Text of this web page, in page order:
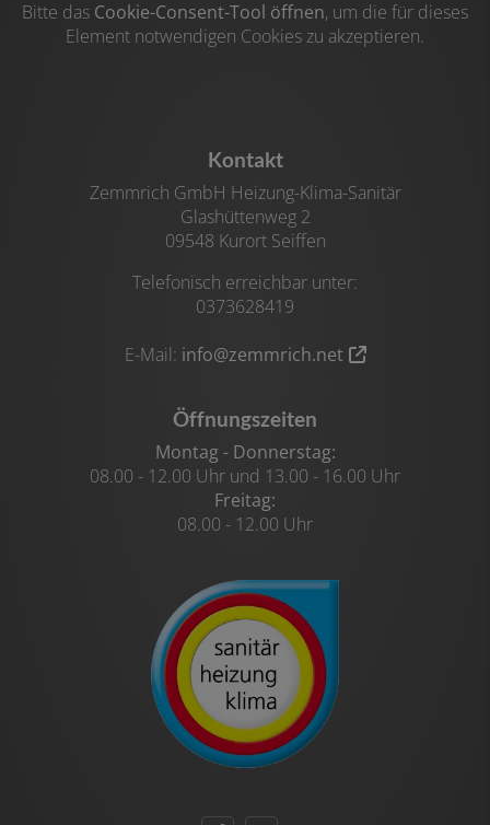
Bitte das Cookie-Consent-Tool öffnen, um die für dieses
Element notwendigen Cookies zu akzeptieren.
Footer - Kontaktdaten und Öffnungszeiten
Kontakt
Zemmrich GmbH Heizung-Klima-Sanitär
Glashüttenweg 2
09548 Kurort Seiffen
Telefonisch erreichbar unter:
0373628419
E-Mail: info@zemmrich.net
Öffnungszeiten
Montag - Donnerstag:
08.00 - 12.00 Uhr und 13.00 - 16.00 Uhr
Freitag:
08.00 - 12.00 Uhr